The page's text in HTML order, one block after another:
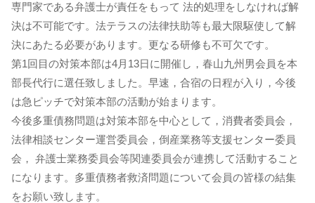
専門家である弁護士が責任をもって 法的処理をしなければ解
決は不可能です。法テラスの法律扶助等も最大限駆使して解
決にあたる必要があります。更なる研修も不可欠です。
第1回目の対策本部は4月13日に開催し，春山九州男会員を本
部長代行に選任致しました。早速，合宿の日程が入り，今後
は急ピッチで対策本部の活動が始まります。
今後多重債務問題は対策本部を中心として，消費者委員会，
法律相談センター運営委員会，倒産業務等支援センター委員
会， 弁護士業務委員会等関連委員会が連携して活動すること
になります。多重債務者救済問題について会員の皆様の結集
をお願い致します。